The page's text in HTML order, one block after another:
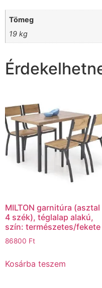
Tömeg
19 kg
MILTON garnitúra (asztal
4 szék), téglalap alakú,
szín: természetes/fekete
86800 Ft
Kosárba teszem